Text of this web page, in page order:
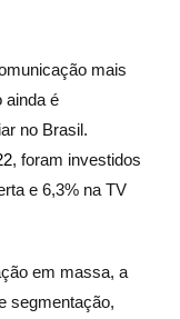
mais
ainda é
no Brasil.
, foram investidos
e 6,3% na TV
em massa, a
segmentação,